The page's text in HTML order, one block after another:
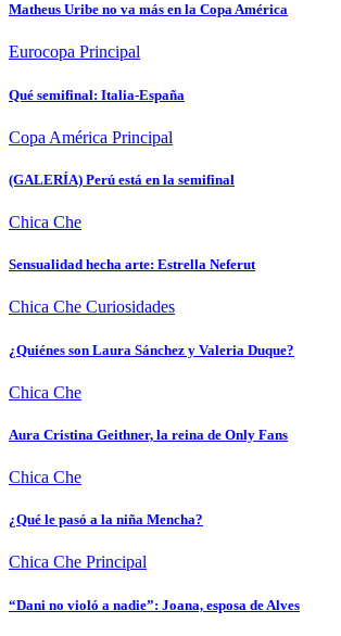
Matheus Uribe no va más en la Copa América
Eurocopa Principal
Qué semifinal: Italia-España
Copa América Principal
(GALERÍA) Perú está en la semifinal
Chica Che
Sensualidad hecha arte: Estrella Neferut
Chica Che Curiosidades
¿Quiénes son Laura Sánchez y Valeria Duque?
Chica Che
Aura Cristina Geithner, la reina de Only Fans
Chica Che
¿Qué le pasó a la niña Mencha?
Chica Che Principal
“Dani no violó a nadie”: Joana, esposa de Alves